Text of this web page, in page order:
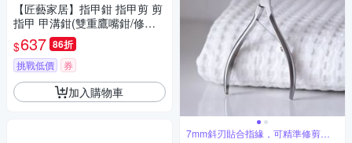
【匠藝家居】指甲鉗 指甲剪 剪
指甲 甲溝鉗(雙重鷹嘴鉗/修剪
器/死皮剪/修腳刀工具13件套)-
贈收納袋
$637 86折
挑戰低價 券
加入購物車
7mm斜刃貼合指緣，可精準修剪死